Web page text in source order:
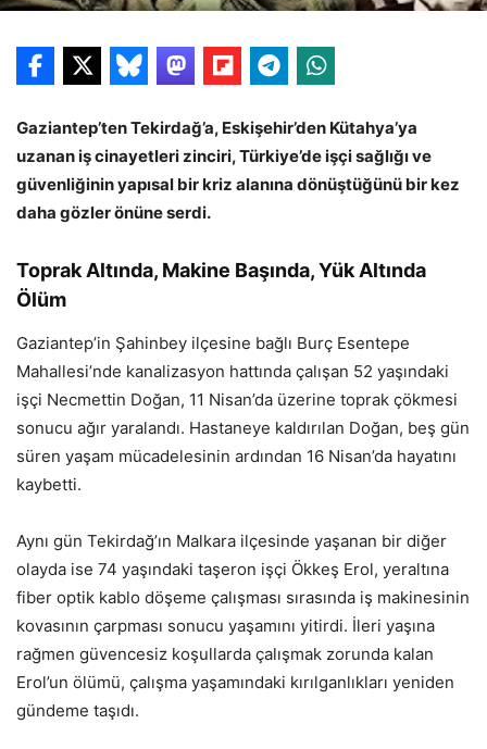
Gaziantep’ten Tekirdağ’a, Eskişehir’den Kütahya’ya
uzanan iş cinayetleri zinciri, Türkiye’de işçi sağlığı ve
güvenliğinin yapısal bir kriz alanına dönüştüğünü bir kez
daha gözler önüne serdi.
Toprak Altında, Makine Başında, Yük Altında
Ölüm
Gaziantep’in Şahinbey ilçesine bağlı Burç Esentepe
Mahallesi’nde kanalizasyon hattında çalışan 52 yaşındaki
işçi Necmettin Doğan, 11 Nisan’da üzerine toprak çökmesi
sonucu ağır yaralandı. Hastaneye kaldırılan Doğan, beş gün
süren yaşam mücadelesinin ardından 16 Nisan’da hayatını
kaybetti.
Aynı gün Tekirdağ’ın Malkara ilçesinde yaşanan bir diğer
olayda ise 74 yaşındaki taşeron işçi Ökkeş Erol, yeraltına
fiber optik kablo döşeme çalışması sırasında iş makinesinin
kovasının çarpması sonucu yaşamını yitirdi. İleri yaşına
rağmen güvencesiz koşullarda çalışmak zorunda kalan
Erol’un ölümü, çalışma yaşamındaki kırılganlıkları yeniden
gündeme taşıdı.